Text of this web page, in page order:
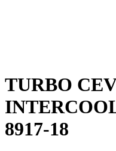
TURBO
8917-18